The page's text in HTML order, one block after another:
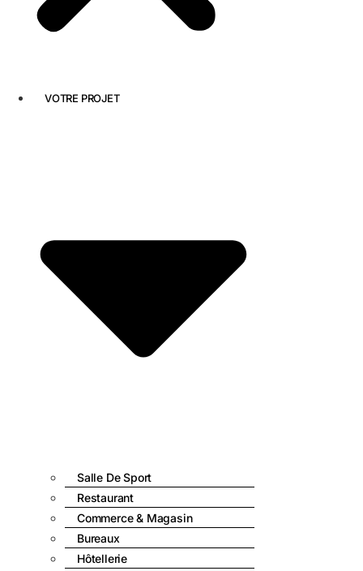
VOTRE PROJET
Salle De Sport
Restaurant
Commerce & Magasin
Bureaux
Hôtellerie